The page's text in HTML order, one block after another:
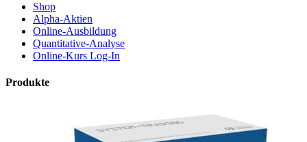
Shop
Alpha-Aktien
Online-Ausbildung
Quantitative-Analyse
Online-Kurs Log-In
Produkte